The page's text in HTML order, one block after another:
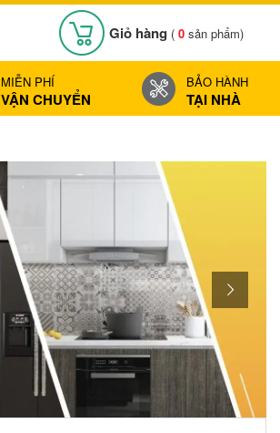
Giỏ hàng ( 0 sản phẩm)
MIỄN PHÍ
VẬN CHUYỂN
BẢO HÀNH
TẠI NHÀ